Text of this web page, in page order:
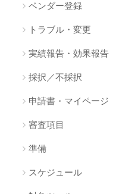
ベンダー登録
トラブル・変更
実績報告・効果報告
採択／不採択
申請書・マイページ
審査項目
準備
スケジュール